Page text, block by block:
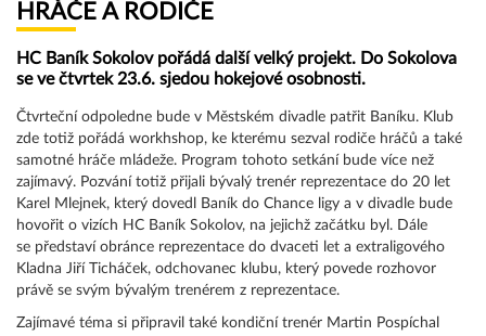
HRÁČE A RODIČE
HC Baník Sokolov pořádá další velký projekt. Do Sokolova
se ve čtvrtek 23.6. sjedou hokejové osobnosti.
Čtvrteční odpoledne bude v Městském divadle patřit Baníku. Klub
zde totiž pořádá workhshop, ke kterému sezval rodiče hráčů a také
samotné hráče mládeže. Program tohoto setkání bude více než
zajímavý. Pozvání totiž přijali bývalý trenér reprezentace do 20 let
Karel Mlejnek, který dovedl Baník do Chance ligy a v divadle bude
hovořit o vizích HC Baník Sokolov, na jejichž začátku byl. Dále
se představí obránce reprezentace do dvaceti let a extraligového
Kladna Jiří Ticháček, odchovanec klubu, který povede rozhovor
právě se svým bývalým trenérem z reprezentace.
Zajímavé téma si připravil také kondiční trenér Martin Pospíchal